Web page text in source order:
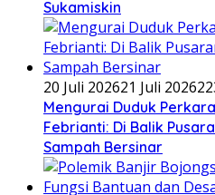
Sukamiskin
20 Juli 202621 Juli 2026
​Mengurai Duduk
Febrianti: Di Balik
Sampah Bersinar